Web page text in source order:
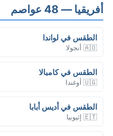
أفريقيا — 48 عواصم
الطقس في لواندا
🇦🇴 أنجولا
الطقس في كامبالا
🇺🇬 أوغندا
الطقس في أديس أبابا
🇪🇹 إثيوبيا